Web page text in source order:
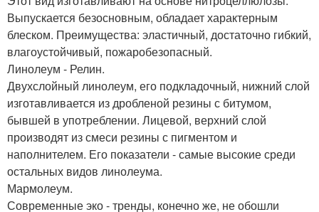
Выпускается безосновным, обладает характерным
блеском. Преимущества: эластичный, достаточно гибкий,
влагоустойчивый, пожаробезопасный.
Линолеум - Релин.
Двухслойный линолеум, его подкладочный, нижний слой
изготавливается из дробленой резины с битумом,
бывшей в употреблении. Лицевой, верхний слой
производят из смеси резины с пигментом и
наполнителем. Его показатели - самые высокие среди
остальных видов линолеума.
Мармолеум.
Современные эко - тренды, конечно же, не обошли